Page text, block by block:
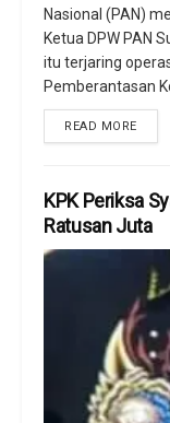
Nasional (PAN)
Ketua DPW PAN
itu terjaring
Pemberantasan
READ MORE
KPK Periksa
Ratusan Juta